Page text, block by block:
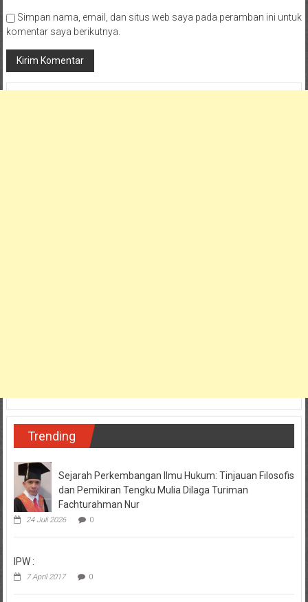
Simpan nama, email, dan situs web saya pada peramban ini untuk
komentar saya berikutnya.
Trending
Sejarah Perkembangan Ilmu Hukum: Tinjauan Filosofis
dan Pemikiran Tengku Mulia Dilaga Turiman
Fachturahman Nur
24 Juli 2026 0
IPW :
7 April 2017 0